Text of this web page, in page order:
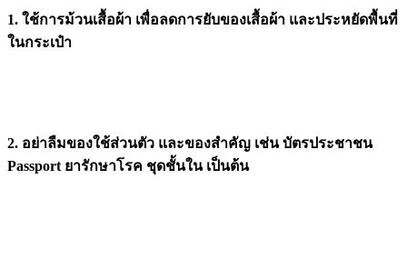
1. ใช้การม้วนเสื้อผ้า เพื่อลดการยับของเสื้อผ้า และประหยัดพื้นที่
ในกระเป๋า
2. อย่าลืมของใช้ส่วนตัว และของสำคัญ เช่น บัตรประชาชน
Passport ยารักษาโรค ชุดชั้นใน เป็นต้น